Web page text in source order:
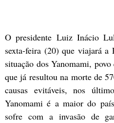
O presidente Luiz Inácio
sexta-feira (20) que viajará a
situação dos Yanomami,
que já resultou na morte de
causas evitáveis, nos
Yanomami é a maior do
sofre com a invasão de